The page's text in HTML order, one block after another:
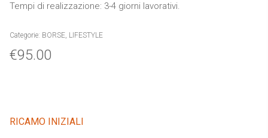
Tempi di realizzazione: 3-4 giorni lavorativi.
Categorie: BORSE, LIFESTYLE
€95.00
RICAMO INIZIALI